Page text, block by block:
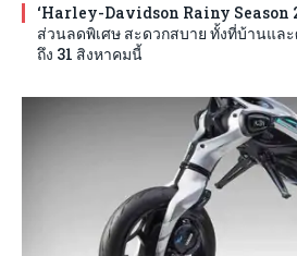
‘Harley-Davidson Rainy Season
ส่วนลดพิเศษ สะดวกสบาย ทั้งที่บ้านแล
ถึง 31 สิงหาคมนี้